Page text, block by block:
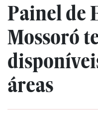
Painel de
Mossoró
áreas